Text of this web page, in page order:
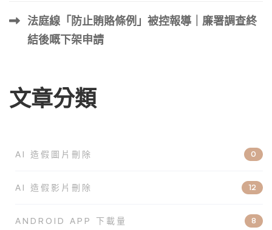
法庭線「防止賄賂條例」被控報導｜廉署調查終
結後嘅下架申請
文章分類
AI 造假圖片刪除 0
AI 造假影片刪除 12
ANDROID APP 下載量 8